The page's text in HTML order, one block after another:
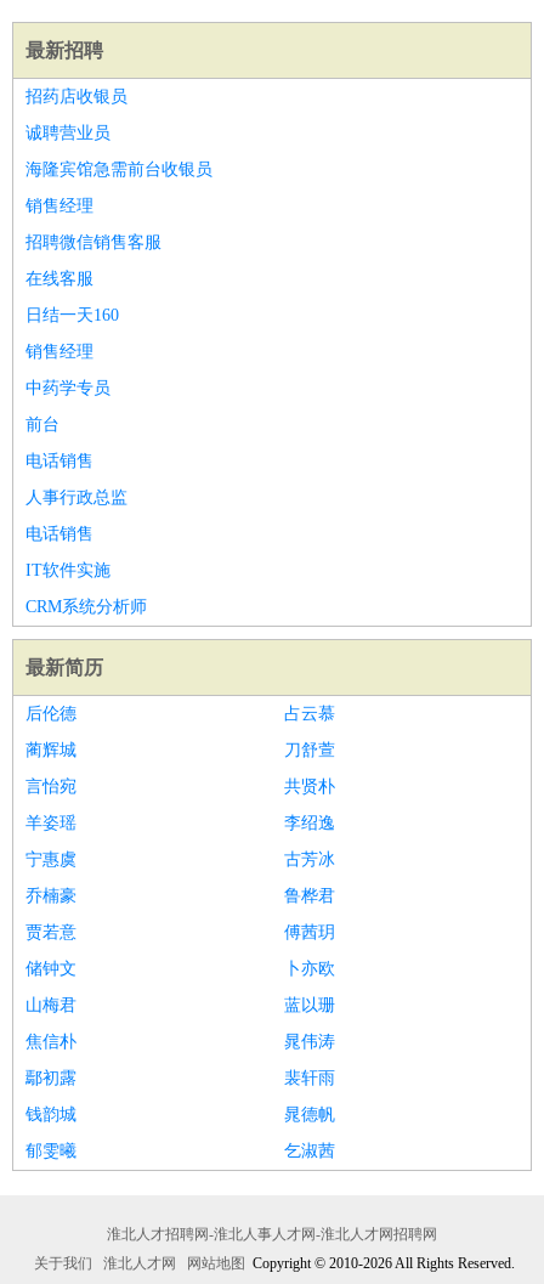
最新招聘
招药店收银员
诚聘营业员
海隆宾馆急需前台收银员
销售经理
招聘微信销售客服
在线客服
日结一天160
销售经理
中药学专员
前台
电话销售
人事行政总监
电话销售
IT软件实施
CRM系统分析师
最新简历
后伦德
占云慕
蔺辉城
刀舒萱
言怡宛
共贤朴
羊姿瑶
李绍逸
宁惠虞
古芳冰
乔楠豪
鲁桦君
贾若意
傅茜玥
储钟文
卜亦欧
山梅君
蓝以珊
焦信朴
晁伟涛
鄢初露
裴轩雨
钱韵城
晁德帆
郁雯曦
乞淑茜
淮北人才招聘网-淮北人事人才网-淮北人才网招聘网
关于我们
淮北人才网 网站地图 Copyright © 2010-2026 All Rights Reserved.